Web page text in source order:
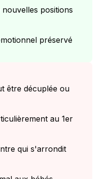
positions
préservé
être décuplée ou
au 1er
qui s'arrondit